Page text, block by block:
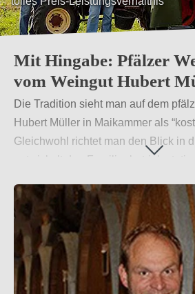
Mit Hingabe: Pfälzer
vom Weingut Hubert
Die Tradition sieht man auf dem
Hubert Müller in Maikammer als
Gleichwohl richtet man den Blick in
entwickelt den Familienbetrieb stetig
Blanc entdeckt und kultiviert die
Dieser Wein sorgt für exotische
Weiterlesen→